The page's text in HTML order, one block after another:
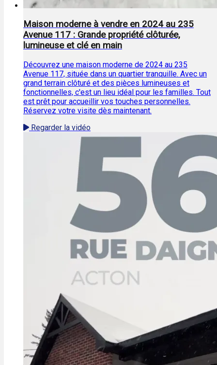
Maison moderne à vendre en 2024 au 235
Avenue 117 : Grande propriété clôturée,
lumineuse et clé en main
Découvrez une maison moderne de 2024 au 235
Avenue 117, située dans un quartier tranquille. Avec un
grand terrain clôturé et des pièces lumineuses et
fonctionnelles, c'est un lieu idéal pour les familles. Tout
est prêt pour accueillir vos touches personnelles.
Réservez votre visite dès maintenant.
Regarder la vidéo